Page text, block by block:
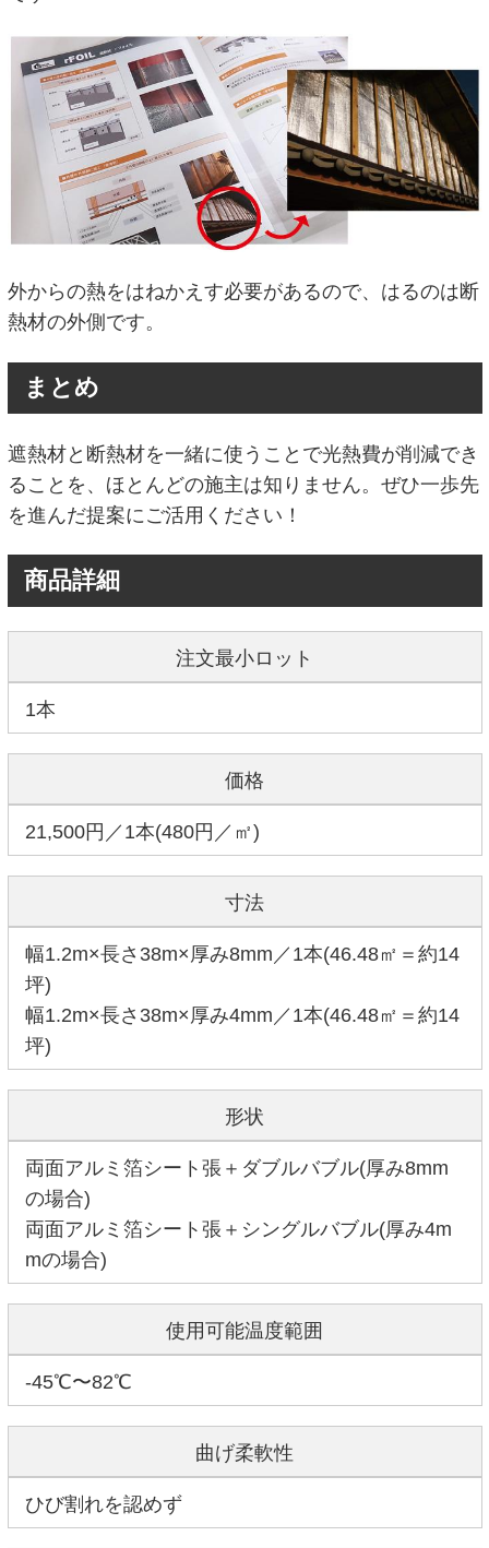
外からの熱をはねかえす必要があるので、はるのは断
熱材の外側です。
まとめ
遮熱材と断熱材を一緒に使うことで光熱費が削減でき
ることを、ほとんどの施主は知りません。ぜひ一歩先
を進んだ提案にご活用ください！
商品詳細
注文最小ロット
1本
価格
21,500円／1本(480円／㎡)
寸法
幅1.2m×長さ38m×厚み8mm／1本(46.48㎡＝約14
坪)
幅1.2m×長さ38m×厚み4mm／1本(46.48㎡＝約14
坪)
形状
両面アルミ箔シート張＋ダブルバブル(厚み8mm
の場合)
両面アルミ箔シート張＋シングルバブル(厚み4m
mの場合)
使用可能温度範囲
-45℃〜82℃
曲げ柔軟性
ひび割れを認めず